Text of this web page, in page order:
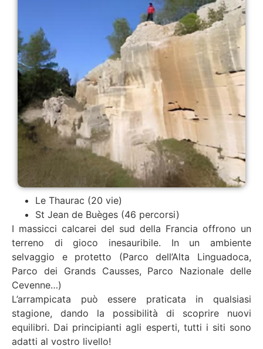
Le Thaurac (20 vie)
St Jean de Buèges (46 percorsi)
I massicci calcarei del sud della Francia offrono un
terreno di gioco inesauribile. In un ambiente
selvaggio e protetto (Parco dell’Alta Linguadoca,
Parco dei Grands Causses, Parco Nazionale delle
Cevenne…)
L’arrampicata può essere praticata in qualsiasi
stagione, dando la possibilità di scoprire nuovi
equilibri. Dai principianti agli esperti, tutti i siti sono
adatti al vostro livello!